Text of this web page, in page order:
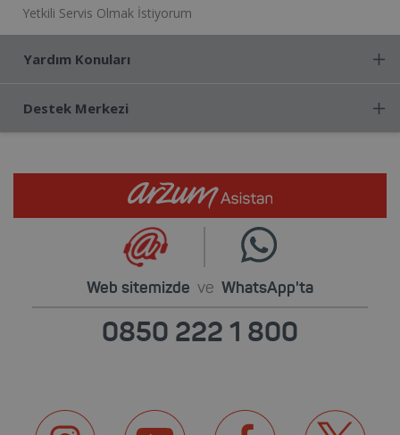
Yetkili Servis Olmak İstiyorum
Yardım Konuları
Destek Merkezi
Web sitemizde ve WhatsApp'ta
0850 222 1 800